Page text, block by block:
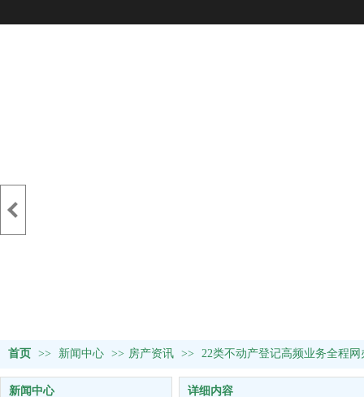
首页 >> 新闻中心 >> 房产资讯 >> 22类不动产登记高频业务全程网
新闻中心 详细内容